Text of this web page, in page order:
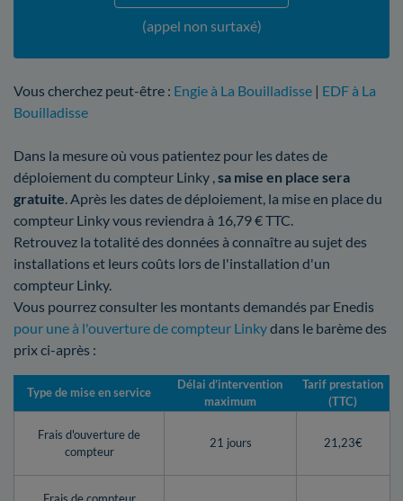
(appel non surtaxé)
Vous cherchez peut-être : Engie à La Bouilladisse | EDF à La
Bouilladisse
Dans la mesure où vous patientez pour les dates de
déploiement du compteur Linky ,sa mise en place sera
gratuite. Après les dates de déploiement, la mise en place du
compteur Linky vous reviendra à 16,79 € TTC.
Retrouvez la totalité des données à connaître au sujet des
installations et leurs coûts lors de l'installation d'un
compteur Linky.
Vous pourrez consulter les montants demandés par Enedis
pour une à l'ouverture de compteur Linkydans le barème des
prix ci-après :
Type de mise en service
Délai d’intervention
maximum
Tarif prestation
(TTC)
Frais d'ouverture de
compteur
21 jours 21,23€